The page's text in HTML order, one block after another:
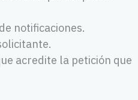
notificaciones.
acredite la petición que